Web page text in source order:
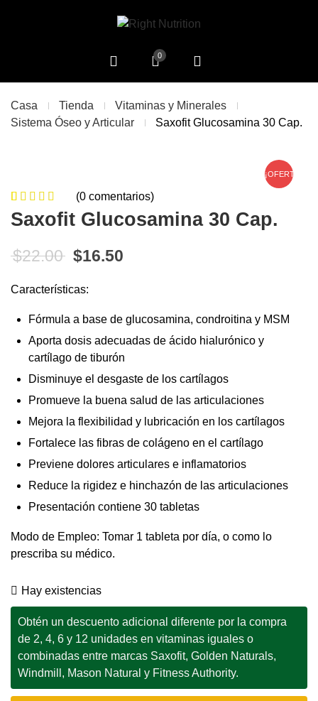
0
Casa Tienda
Vitaminas y Minerales
Sistema Óseo y Articular
Saxofit Glucosamina 30 Cap.
¡OFERTA!
0de
5
0
customer
ratings
(0 comentarios)
Saxofit Glucosamina 30 Cap.
$22.00 El precio original era: $22.00.
$16.50
Características:
Fórmula a base de glucosamina, condroitina y MSM
Aporta dosis adecuadas de ácido hialurónico y
cartílago de tiburón
Disminuye el desgaste de los cartílagos
Promueve la buena salud de las articulaciones
Mejora la flexibilidad y lubricación en los cartílagos
Fortalece las fibras de colágeno en el cartílago
Previene dolores articulares e inflamatorios
Reduce la rigidez e hinchazón de las articulaciones
Presentación contiene 30 tabletas
Modo de Empleo: Tomar 1 tableta por día, o como lo
prescriba su médico.
Hay existencias
Obtén un descuento adicional diferente por la compra
de 2, 4, 6 y 12 unidades en vitaminas iguales o
combinadas entre marcas Saxofit, Golden Naturals,
Windmill, Mason Natural y Fitness Authority.